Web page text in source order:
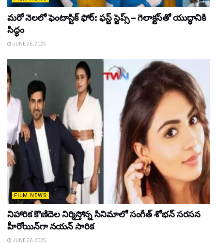
మరో నెలలో ఫెంటాస్టిక్ ఫోర్: ఫస్ట్ స్టెప్స్ – గెలాక్టస్‌తో యుద్ధానికి
సిద్ధం
JUNE 26, 2025
FILM NEWS
నిహారిక కొణిదెల నిర్మిస్తోన్న సినిమాలో సంగీత్ శోభన్ సరసన
హీరోయిన్‌గా నయన్ సారిక
JUNE 26, 2025